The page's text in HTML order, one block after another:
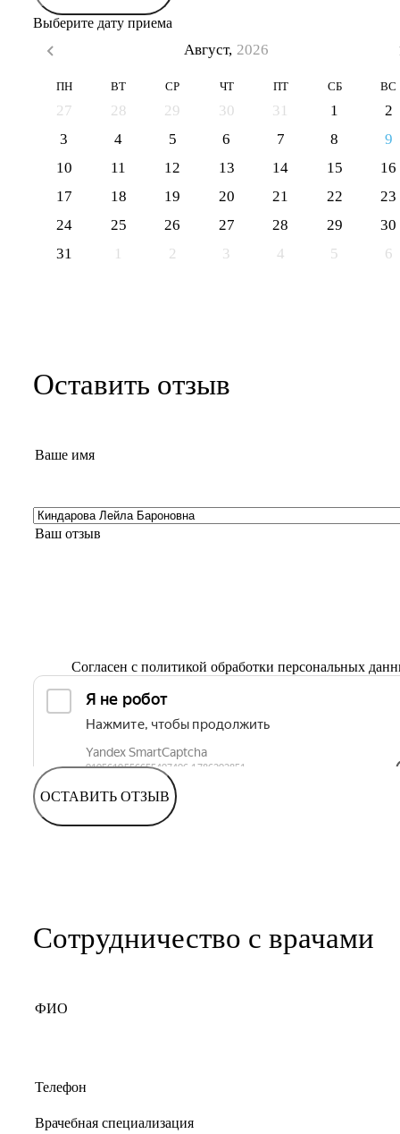
Выберите дату приема
Август, 2026
ПН ВТ СР ЧТ ПТ СБ ВС
27 28 29 30 31 1
2
3
4 5 6 7 8
9
10
11 12 13 14 15
16
17
18 19 20 21 22
23
24
25 26 27 28 29
30
31
1 2 3 4 5 6
Оставить отзыв
Согласен с политикой обработки персональных
ОСТАВИТЬ ОТЗЫВ
Сотрудничество с врачами